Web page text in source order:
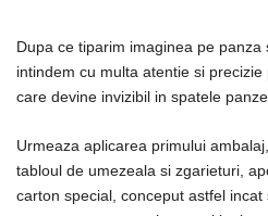
Dupa ce tiparim imaginea pe panza
intindem cu multa atentie si precizie
care devine invizibil in spatele
Urmeaza aplicarea primului
tabloul de umezeala si zgarieturi,
carton special, conceput astfel